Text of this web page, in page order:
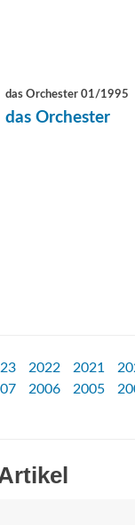
das Orchester 01/1995
das Orchester
2022 2021
2006 2005